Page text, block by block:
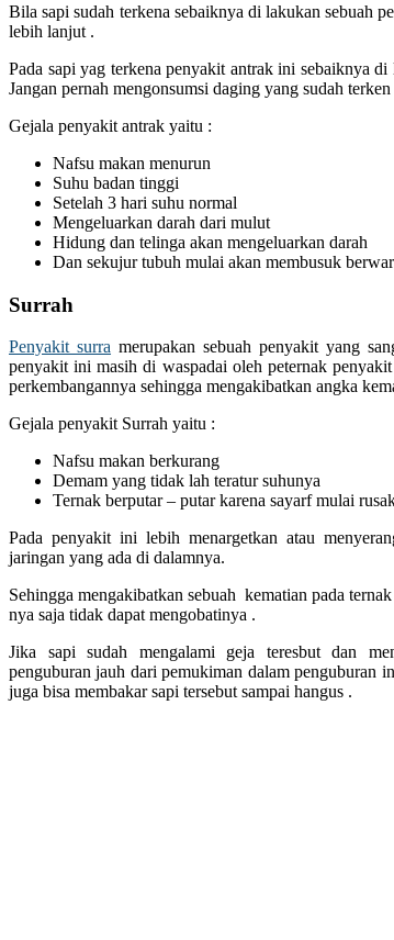
Bila sapi sudah terkena sebaiknya di lakukan sebuah
lebih lanjut .
Pada sapi yag terkena penyakit antrak ini sebaiknya
Jangan pernah mengonsumsi daging yang sudah
Gejala penyakit antrak yaitu :
Nafsu makan menurun
Suhu badan tinggi
Setelah 3 hari suhu normal
Mengeluarkan darah dari mulut
Hidung dan telinga akan mengeluarkan darah
Dan sekujur tubuh mulai akan membusuk
Surrah
Penyakit surra merupakan sebuah penyakit yang
penyakit ini masih di waspadai oleh peternak
perkembangannya sehingga mengakibatkan angka
Gejala penyakit Surrah yaitu :
Nafsu makan berkurang
Demam yang tidak lah teratur suhunya
Ternak berputar – putar karena sayarf mulai
Pada penyakit ini lebih menargetkan atau
jaringan yang ada di dalamnya.
Sehingga mengakibatkan sebuah kematian pada
nya saja tidak dapat mengobatinya .
Jika sapi sudah mengalami geja teresbut dan
penguburan jauh dari pemukiman dalam penguburan
juga bisa membakar sapi tersebut sampai hangus .